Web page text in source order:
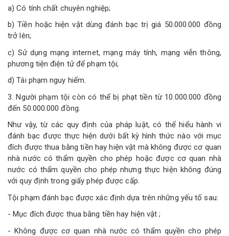
a) Có tính chất chuyên nghiệp;
b) Tiền hoặc hiện vật dùng đánh bạc trị giá 50.000.000 đồng
trở lên;
c) Sử dụng mạng internet, mạng máy tính, mạng viễn thông,
phương tiện điện tử để phạm tội;
d) Tái phạm nguy hiểm.
3. Người phạm tội còn có thể bị phạt tiền từ 10.000.000 đồng
đến 50.000.000 đồng.
Như vậy, từ các quy định của pháp luật, có thể hiểu hành vi
đánh bạc được thực hiện dưới bất kỳ hình thức nào với mục
đích được thua bằng tiền hay hiện vật mà không được cơ quan
nhà nước có thẩm quyền cho phép hoặc được cơ quan nhà
nước có thẩm quyền cho phép nhưng thực hiện không đúng
với quy định trong giấy phép được cấp.
Tội phạm đánh bạc được xác định dựa trên những yếu tố sau:
- Mục đích được thua bằng tiền hay hiện vật ;
- Không được cơ quan nhà nước có thẩm quyền cho phép